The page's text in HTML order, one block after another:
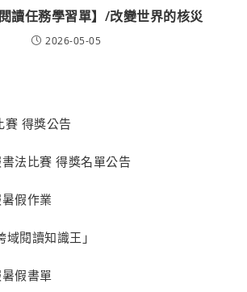
讀任務學習單】/改變世界的核災
2026-05-05
賽 得獎公告
法比賽 得獎名單公告
假作業
閱讀知識王」
假書單